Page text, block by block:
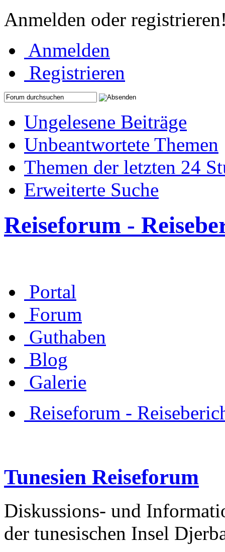
Anmelden oder
Anmelden
Registrieren
Ungelesene Beiträge
Unbeantwortete Themen
Themen der letzten 24
Erweiterte Suche
Reiseforum -
Portal
Forum
Guthaben
Blog
Galerie
Reiseforum -
Tunesien Reiseforum
Diskussions- und
der tunesischen Insel